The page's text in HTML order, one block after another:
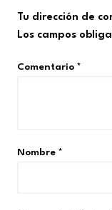
Tu dirección de
Los campos
Comentario *
Nombre *